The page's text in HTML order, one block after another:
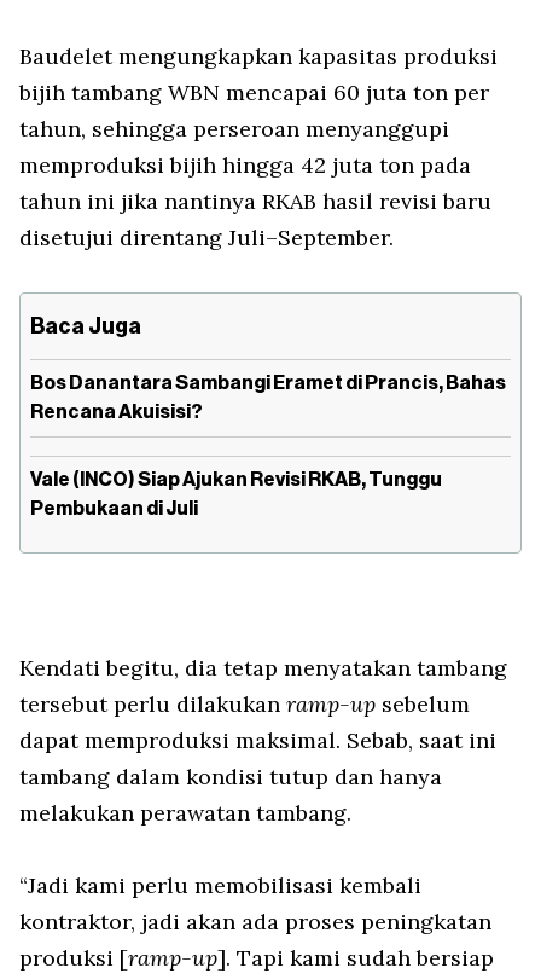
Baudelet mengungkapkan kapasitas produksi
bijih tambang WBN mencapai 60 juta ton per
tahun, sehingga perseroan menyanggupi
memproduksi bijih hingga 42 juta ton pada
tahun ini jika nantinya RKAB hasil revisi baru
disetujui direntang Juli–September.
Baca Juga
Bos Danantara Sambangi Eramet di Prancis, Bahas
Rencana Akuisisi?
Vale (INCO) Siap Ajukan Revisi RKAB, Tunggu
Pembukaan di Juli
Kendati begitu, dia tetap menyatakan tambang
tersebut perlu dilakukan ramp-up sebelum
dapat memproduksi maksimal. Sebab, saat ini
tambang dalam kondisi tutup dan hanya
melakukan perawatan tambang.
“Jadi kami perlu memobilisasi kembali
kontraktor, jadi akan ada proses peningkatan
produksi [ramp-up]. Tapi kami sudah bersiap